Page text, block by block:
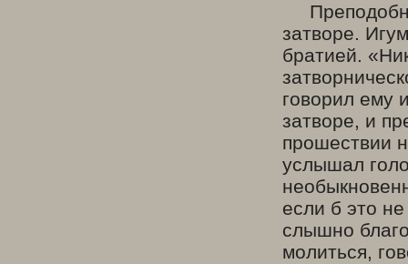
затворе.
братией.
говорил ему
затворе, и
прошествии
услышал
если б это
слышно
молиться,